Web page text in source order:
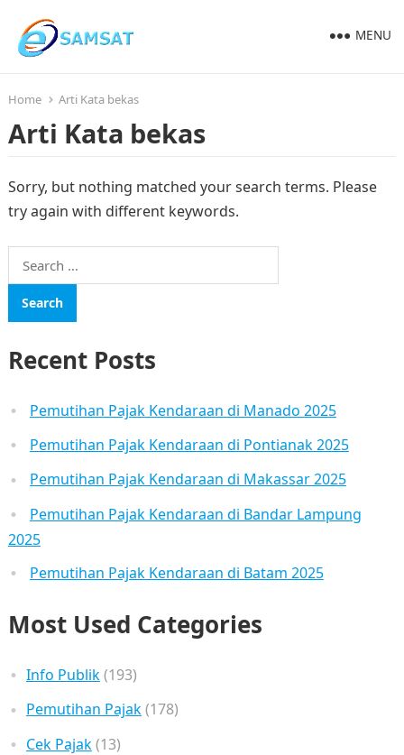
MENU
Home Arti Kata bekas
Arti Kata bekas
Sorry, but nothing matched your search terms. Please
try again with different keywords.
Search
for:
Recent Posts
Pemutihan Pajak Kendaraan di Manado 2025
Pemutihan Pajak Kendaraan di Pontianak 2025
Pemutihan Pajak Kendaraan di Makassar 2025
Pemutihan Pajak Kendaraan di Bandar Lampung
2025
Pemutihan Pajak Kendaraan di Batam 2025
Most Used Categories
Info Publik(193)
Pemutihan Pajak(178)
Cek Pajak(13)